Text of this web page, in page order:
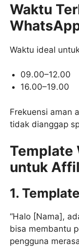
Waktu
Waktu ideal
09.00–12.00
16.00–19.00
Frekuensi aman
tidak dianggap
Template
untuk
1.
“Halo [Nama],
bisa membantu
pengguna